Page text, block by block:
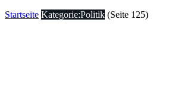
Startseite Kategorie:Politik (Seite 125)